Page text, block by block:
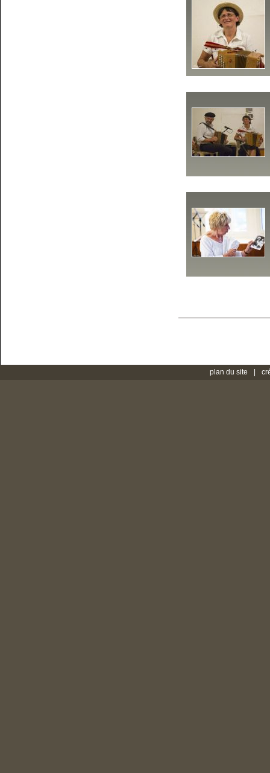
plan du site